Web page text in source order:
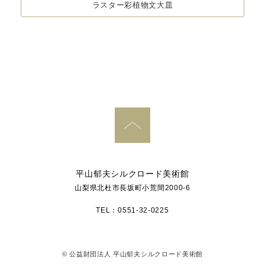
ラスター彩植物文大皿
平山郁夫シルクロード美術館
山梨県北杜市長坂町小荒間2000-6
TEL：0551-32-0225
© 公益財団法人 平山郁夫シルクロード美術館